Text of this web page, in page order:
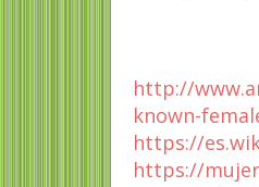
http://
known-
https://
https://